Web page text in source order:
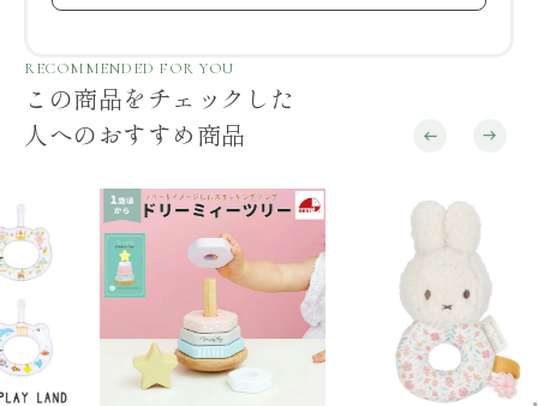
RECOMMENDED FOR YOU
この商品をチェックした
人へのおすすめ商品